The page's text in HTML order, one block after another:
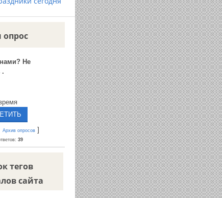
Не
.
Архив опросов ]
39
тегов
сайта